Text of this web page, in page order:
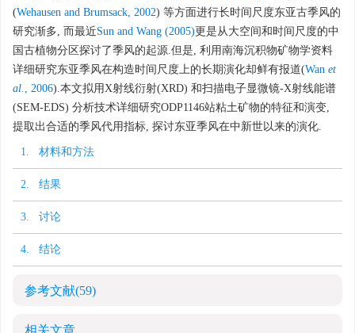
(Wehausen and Brumsack, 2002) 等方面进行长时间尺度东亚古季风的
研究渐多, 而最近Sun and Wang (2005)更是从大空间和时间尺度的中
国古植物分区探讨了季风的起源.但是, 利用南海沉积物矿物学资料
详细研究东亚季风在构造时间尺度上的长期演化却鲜有报道(Wan et
al. , 2006).本文拟用X射线衍射(XRD) 和扫描电子显微镜-X射线能谱
(SEM-EDS) 分析技术详细研究ODP1146站粘土矿物的特征和演变,
提取出合适的季风代用指标, 探讨东亚季风在中新世以来的演化.
1. 材料和方法
2. 结果
3. 讨论
4. 结论
参考文献(59)
相关文章